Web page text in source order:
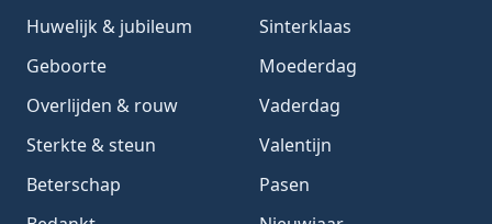
Huwelijk & jubileum
Geboorte
Overlijden & rouw
Sterkte & steun
Beterschap
Sinterklaas
Moederdag
Vaderdag
Valentijn
Pasen